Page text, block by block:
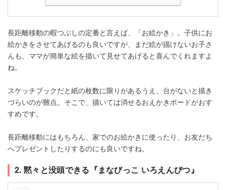
長距離移動の暇つぶしの定番と言えば、「お絵かき」。子供にお
絵かきをさせてあげるのも良いですが、まだ絵が描けないお子さ
んも、ママが簡単な絵を描いて見せてあげると喜んでくれますよ
ね。
スケッチブックだと紙の枚数に限りがあるうえ、台がないと描き
づらいのが難点。そこで、描いては消せるおえかきボードがおす
すめです。
長距離移動にはもちろん、家でのお絵かきに使ったり、お友だち
へプレゼントしたりするのにも良いですね。
2. 黙々と没頭できる『まなびっこ いろえんぴつ』